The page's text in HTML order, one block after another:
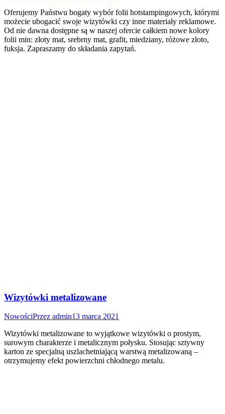
Oferujemy Państwu bogaty wybór folii hotstampingowych, którymi
możecie ubogacić swoje wizytówki czy inne materiały reklamowe.
Od nie dawna dostępne są w naszej ofercie całkiem nowe kolory
folii min: złoty mat, srebrny mat, grafit, miedziany, różowe złoto,
fuksja. Zapraszamy do składania zapytań.
Wizytówki metalizowane
NowościPrzez admin13 marca 2021
Wizytówki metalizowane to wyjątkowe wizytówki o prostym,
surowym charakterze i metalicznym połysku. Stosując sztywny
karton ze specjalną uszlachetniającą warstwą metalizowaną –
otrzymujemy efekt powierzchni chłodnego metalu.